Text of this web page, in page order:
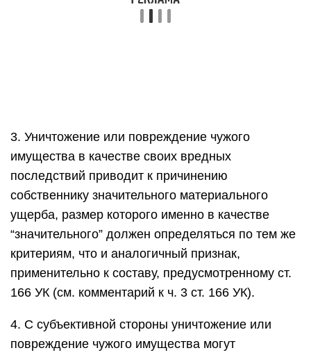
3. Уничтожение или повреждение чужого
имущества в качестве своих вредных
последствий приводит к причинению
собственнику значительного материального
ущерба, размер которого именно в качестве
“значительного” должен определяться по тем же
критериям, что и аналогичный признак,
применительно к составу, предусмотренному ст.
166 УК (см. комментарий к ч. 3 ст. 166 УК).
4. С субъективной стороны уничтожение или
повреждение чужого имущества могут